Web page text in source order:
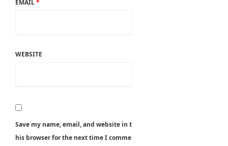
EMAIL*
WEBSITE
Save my name, email, and website in t
his browser for the next time I comme